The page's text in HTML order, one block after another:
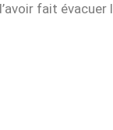
fait évacuer